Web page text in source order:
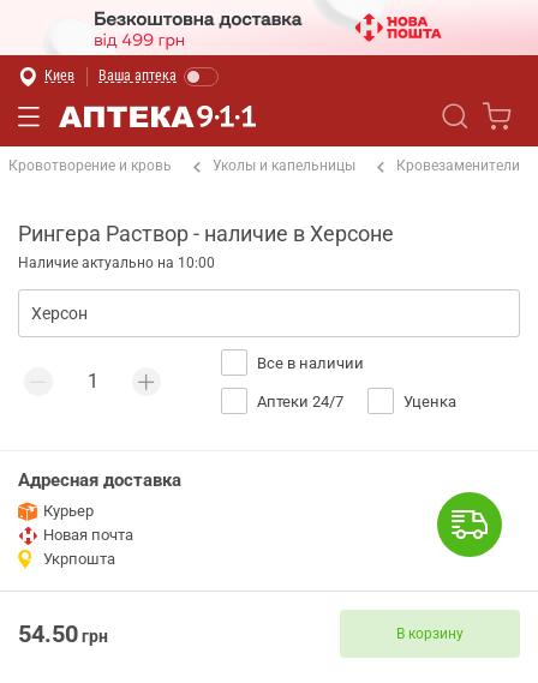
Киев Ваша аптека
Кровотворение и кровь Уколы и капельницы Кровезаменители
Рингера Раствор - наличие в Херсоне
Наличие актуально на 10:00
Все в наличии
Аптеки 24/7 Уценка
Адресная доставка
Курьер
Новая почта
Укрпошта
54.50грн В корзину